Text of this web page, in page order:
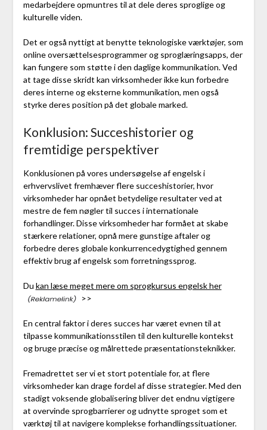
medarbejdere opmuntres til at dele deres sproglige og
kulturelle viden.
Det er også nyttigt at benytte teknologiske værktøjer, som
online oversættelsesprogrammer og sproglæringsapps, der
kan fungere som støtte i den daglige kommunikation. Ved
at tage disse skridt kan virksomheder ikke kun forbedre
deres interne og eksterne kommunikation, men også
styrke deres position på det globale marked.
Konklusion: Succeshistorier og
fremtidige perspektiver
Konklusionen på vores undersøgelse af engelsk i
erhvervslivet fremhæver flere succeshistorier, hvor
virksomheder har opnået betydelige resultater ved at
mestre de fem nøgler til succes i internationale
forhandlinger. Disse virksomheder har formået at skabe
stærkere relationer, opnå mere gunstige aftaler og
forbedre deres globale konkurrencedygtighed gennem
effektiv brug af engelsk som forretningssprog.
Du kan læse meget mere om sprogkursus engelsk her
>>
En central faktor i deres succes har været evnen til at
tilpasse kommunikationsstilen til den kulturelle kontekst
og bruge præcise og målrettede præsentationsteknikker.
Fremadrettet ser vi et stort potentiale for, at flere
virksomheder kan drage fordel af disse strategier. Med den
stadigt voksende globalisering bliver det endnu vigtigere
at overvinde sprogbarrierer og udnytte sproget som et
værktøj til at navigere komplekse forhandlingssituationer.